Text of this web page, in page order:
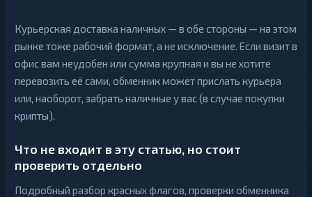
Курьерская доставка наличных — в обе стороны — на этом
рынке тоже рабочий формат, а не исключение. Если визит в
офис вам неудобен или сумма крупная и вы не хотите
перевозить её сами, обменник может прислать курьера
или, наоборот, забрать наличные у вас (в случае покупки
крипты).
Что не входит в эту статью, но стоит
проверить отдельно
Подробный разбор красных флагов, проверки обменника